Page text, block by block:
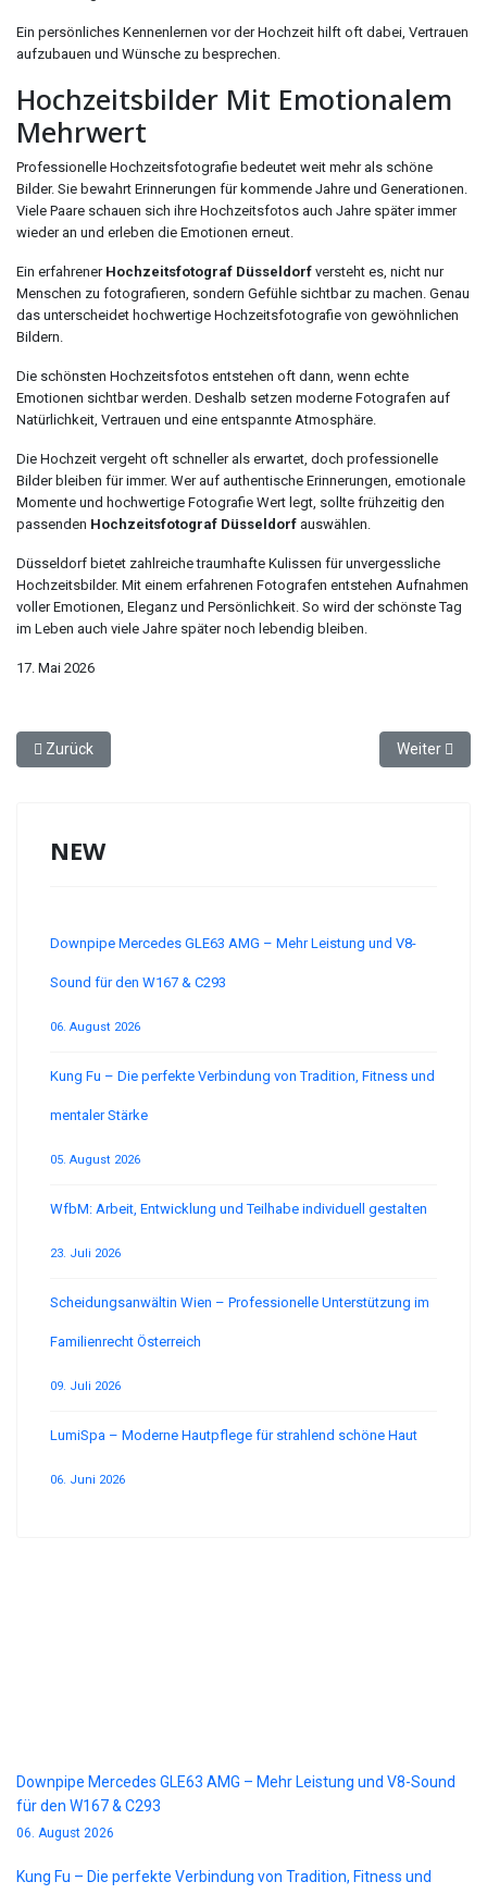
Ein persönliches Kennenlernen vor der Hochzeit hilft oft dabei, Vertrauen
aufzubauen und Wünsche zu besprechen.
Hochzeitsbilder Mit Emotionalem
Mehrwert
Professionelle Hochzeitsfotografie bedeutet weit mehr als schöne
Bilder. Sie bewahrt Erinnerungen für kommende Jahre und Generationen.
Viele Paare schauen sich ihre Hochzeitsfotos auch Jahre später immer
wieder an und erleben die Emotionen erneut.
Ein erfahrener Hochzeitsfotograf Düsseldorf versteht es, nicht nur
Menschen zu fotografieren, sondern Gefühle sichtbar zu machen. Genau
das unterscheidet hochwertige Hochzeitsfotografie von gewöhnlichen
Bildern.
Die schönsten Hochzeitsfotos entstehen oft dann, wenn echte
Emotionen sichtbar werden. Deshalb setzen moderne Fotografen auf
Natürlichkeit, Vertrauen und eine entspannte Atmosphäre.
Die Hochzeit vergeht oft schneller als erwartet, doch professionelle
Bilder bleiben für immer. Wer auf authentische Erinnerungen, emotionale
Momente und hochwertige Fotografie Wert legt, sollte frühzeitig den
passenden Hochzeitsfotograf Düsseldorf auswählen.
Düsseldorf bietet zahlreiche traumhafte Kulissen für unvergessliche
Hochzeitsbilder. Mit einem erfahrenen Fotografen entstehen Aufnahmen
voller Emotionen, Eleganz und Persönlichkeit. So wird der schönste Tag
im Leben auch viele Jahre später noch lebendig bleiben.
17. Mai 2026
Vorheriger Beitrag: LumiSpa – Moderne Hautpflege für strahlend
Zurück Nächster
Weiter
NEW
Downpipe Mercedes GLE63 AMG – Mehr Leistung und V8-
Sound für den W167 & C293
06. August 2026
Kung Fu – Die perfekte Verbindung von Tradition, Fitness und
mentaler Stärke
05. August 2026
WfbM: Arbeit, Entwicklung und Teilhabe individuell gestalten
23. Juli 2026
Scheidungsanwältin Wien – Professionelle Unterstützung im
Familienrecht Österreich
09. Juli 2026
LumiSpa – Moderne Hautpflege für strahlend schöne Haut
06. Juni 2026
Downpipe Mercedes GLE63 AMG – Mehr Leistung und V8-Sound
für den W167 & C293
06. August 2026
Kung Fu – Die perfekte Verbindung von Tradition, Fitness und